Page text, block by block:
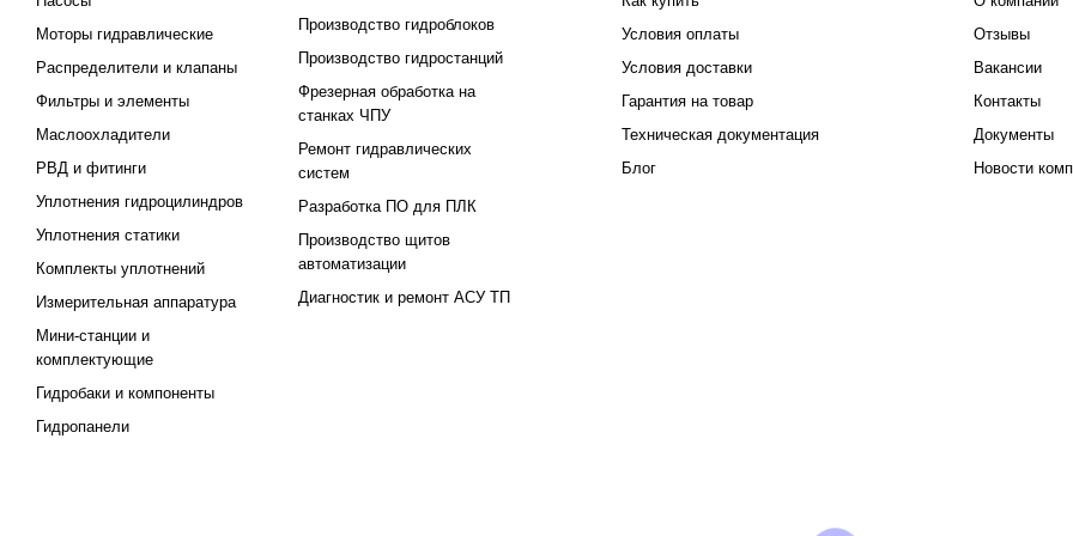
Моторы гидравлические
Распределители и клапаны
Фильтры и элементы
Маслоохладители
РВД и фитинги
Уплотнения гидроцилиндров
Уплотнения статики
Комплекты уплотнений
Измерительная аппаратура
Мини-станции и
комплектующие
Гидробаки и компоненты
Гидропанели
Производство гидроблоков
Производство гидростанций
Фрезерная обработка на
станках ЧПУ
Ремонт гидравлических
систем
Разработка ПО для ПЛК
Производство щитов
автоматизации
Диагностик и ремонт АСУ ТП
Условия оплаты
Условия доставки
Гарантия на товар
Техническая документация
Блог
Отзывы
Вакансии
Контакты
Документы
Новости